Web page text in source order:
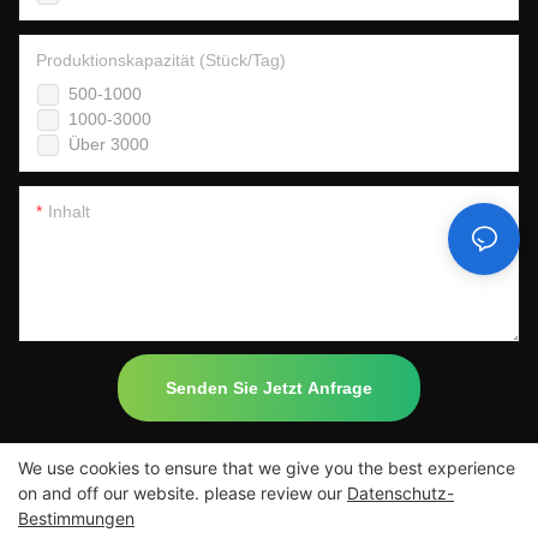
500-1000
1000-3000
Über 3000
Produktionskapazität (Stück/Tag)
Inhalt
Senden Sie Jetzt Anfrage
We use cookies to ensure that we give you the best experience
on and off our website. please review our Datenschutz-
Bestimmungen